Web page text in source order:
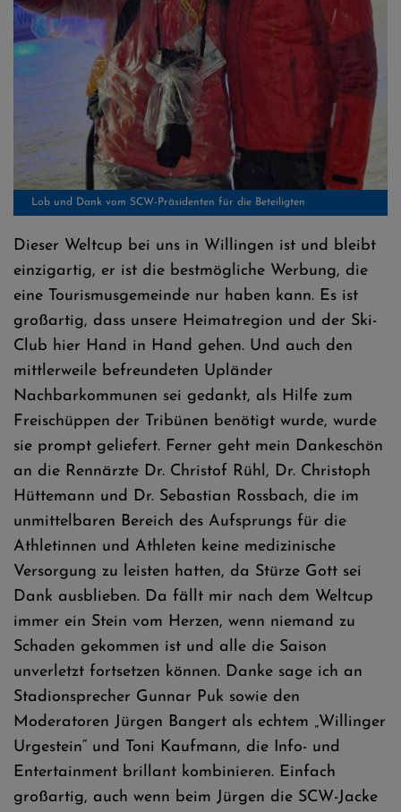
Lob und Dank vom SCW-Präsidenten für die Beteiligten
Dieser Weltcup bei uns in Willingen ist und bleibt
einzigartig, er ist die bestmögliche Werbung, die
eine Tourismusgemeinde nur haben kann. Es ist
großartig, dass unsere Heimatregion und der Ski-
Club hier Hand in Hand gehen. Und auch den
mittlerweile befreundeten Upländer
Nachbarkommunen sei gedankt, als Hilfe zum
Freischüppen der Tribünen benötigt wurde, wurde
sie prompt geliefert. Ferner geht mein Dankeschön
an die Rennärzte Dr. Christof Rühl, Dr. Christoph
Hüttemann und Dr. Sebastian Rossbach, die im
unmittelbaren Bereich des Aufsprungs für die
Athletinnen und Athleten keine medizinische
Versorgung zu leisten hatten, da Stürze Gott sei
Dank ausblieben. Da fällt mir nach dem Weltcup
immer ein Stein vom Herzen, wenn niemand zu
Schaden gekommen ist und alle die Saison
unverletzt fortsetzen können. Danke sage ich an
Stadionsprecher Gunnar Puk sowie den
Moderatoren Jürgen Bangert als echtem „Willinger
Urgestein“ und Toni Kaufmann, die Info- und
Entertainment brillant kombinieren. Einfach
großartig, auch wenn beim Jürgen die SCW-Jacke